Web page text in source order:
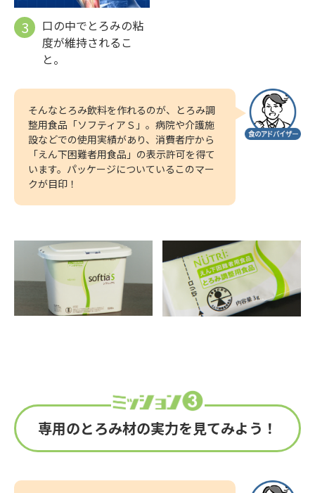
口の中でとろみの粘
度が維持されるこ
と。
そんなとろみ飲料を作れるのが、とろみ調
整用食品「ソフティアＳ」。病院や介護施
設などでの使用実績があり、消費者庁から
「えん下困難者用食品」の表示許可を得て
います。パッケージについているこのマー
クが目印！
専用のとろみ材の実力を見てみよう！